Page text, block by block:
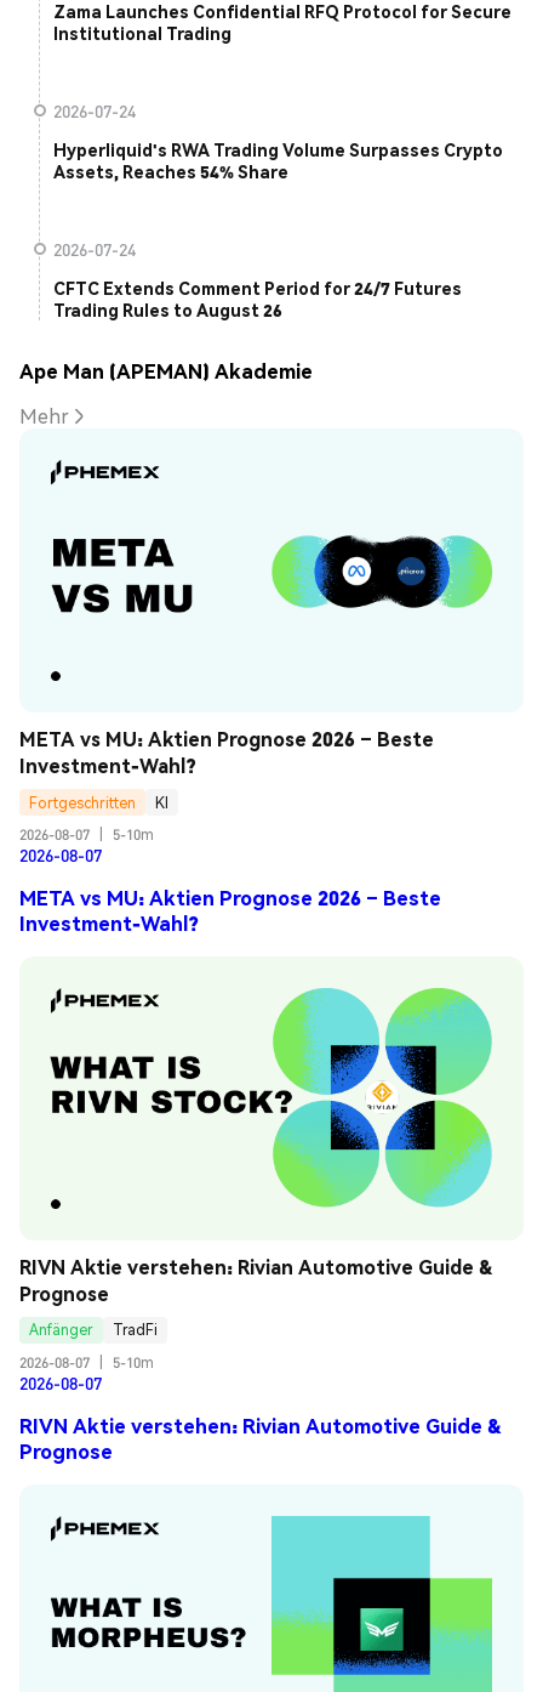
Zama Launches Confidential RFQ Protocol for Secure
Institutional Trading
2026-07-24
Hyperliquid's RWA Trading Volume Surpasses Crypto
Assets, Reaches 54% Share
2026-07-24
CFTC Extends Comment Period for 24/7 Futures
Trading Rules to August 26
Ape Man (APEMAN) Akademie
Mehr
META vs MU: Aktien Prognose 2026 – Beste
Investment-Wahl?
Fortgeschritten
KI
2026-08-07
5-10m
2026-08-07
META vs MU: Aktien Prognose 2026 – Beste
Investment-Wahl?
RIVN Aktie verstehen: Rivian Automotive Guide &
Prognose
Anfänger
TradFi
2026-08-07
5-10m
2026-08-07
RIVN Aktie verstehen: Rivian Automotive Guide &
Prognose